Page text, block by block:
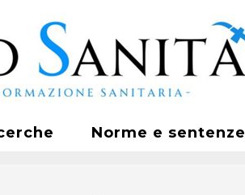
Norme e sentenze